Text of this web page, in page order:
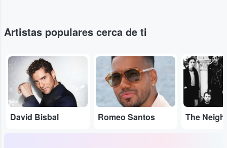
Artistas populares cerca de ti
...
David Bisbal
...
Romeo Santos
...